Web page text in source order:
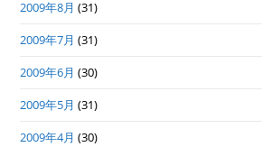
2009年8月 (31)
2009年7月 (31)
2009年6月 (30)
2009年5月 (31)
2009年4月 (30)